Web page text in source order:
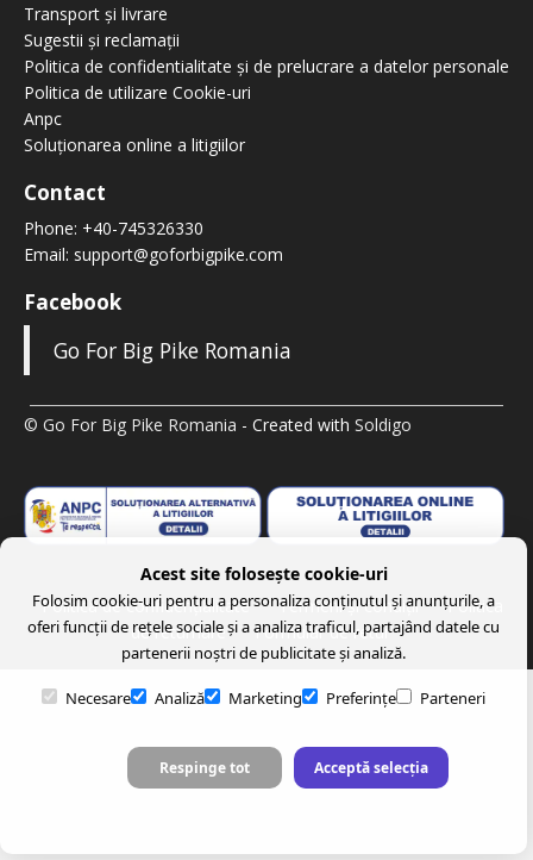
Transport și livrare
Sugestii și reclamații
Politica de confidentialitate și de prelucrare a datelor personale
Politica de utilizare Cookie-uri
Anpc
Soluționarea online a litigiilor
Contact
Phone: +40-745326330
Email: support@goforbigpike.com
Facebook
Go For Big Pike Romania
© Go For Big Pike Romania - Created with Soldigo
Politica de confidenţialitate Termeni şi condiţii
Politica
de returnare
Formular de retur
Acest site folosește cookie-uri
Folosim cookie-uri pentru a personaliza conținutul și anunțurile, a
oferi funcții de rețele sociale și a analiza traficul, partajând datele cu
partenerii noștri de publicitate și analiză.
Necesare Analiză Marketing Preferințe Parteneri
Respinge tot Acceptă selecția